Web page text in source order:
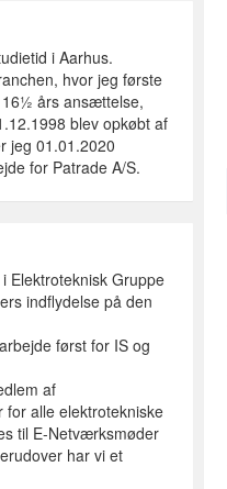
i Aarhus.
hvor jeg første
16½ års ansættelse,
blev opkøbt af
jeg 01.01.2020
for Patrade A/S.
Elektroteknisk Gruppe
indflydelse på den
først for IS og
af
alle elektrotekniske
til E-Netværksmøder
har vi et